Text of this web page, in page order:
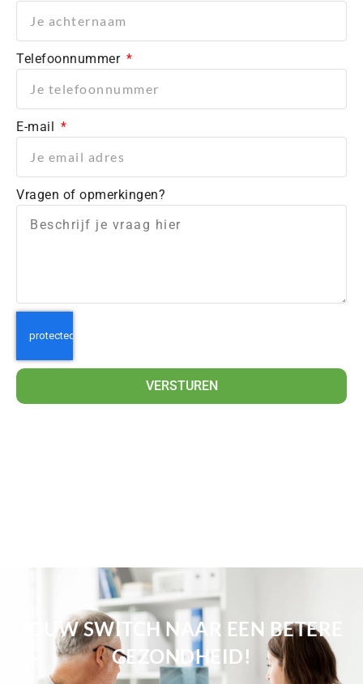
Telefoonnummer
E-mail
Vragen of opmerkingen?
VERSTUREN
JOUW SWITCH NAAR EEN BETERE
GEZONDHEID!